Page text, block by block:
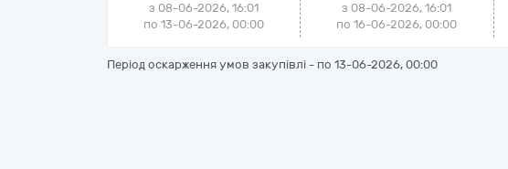
з 08-06-2026, 16:01
по 13-06-2026, 00:00
з 08-06-2026, 16:01
по 16-06-2026, 00:00
Період оскарження умов закупівлі - по 13-06-2026, 00:00